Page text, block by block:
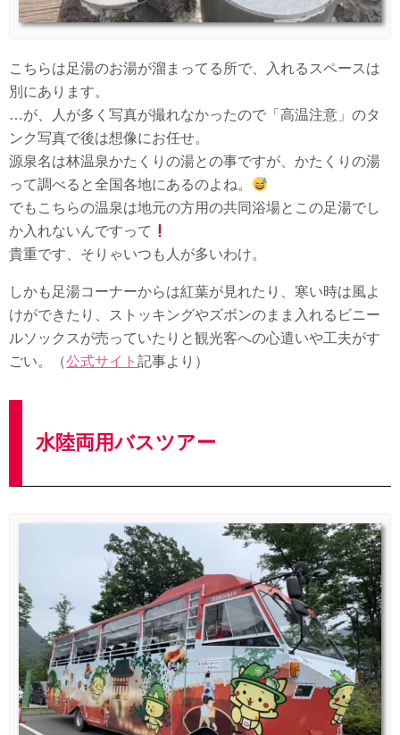
こちらは足湯のお湯が溜まってる所で、入れるスペースは
別にあります。
…が、人が多く写真が撮れなかったので「高温注意」のタ
ンク写真で後は想像にお任せ。
源泉名は林温泉かたくりの湯との事ですが、かたくりの湯
って調べると全国各地にあるのよね。
でもこちらの温泉は地元の方用の共同浴場とこの足湯でし
か入れないんですって
貴重です、そりゃいつも人が多いわけ。
しかも足湯コーナーからは紅葉が見れたり、寒い時は風よ
けができたり、ストッキングやズボンのまま入れるビニー
ルソックスが売っていたりと観光客への心遣いや工夫がす
ごい。（公式サイト 記事より）
水陸両用バスツアー